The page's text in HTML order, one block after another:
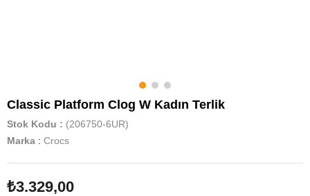
Classic Platform Clog W Kadın Terlik
Stok Kodu
(206750-6UR)
Marka : Crocs
₺3.329,00